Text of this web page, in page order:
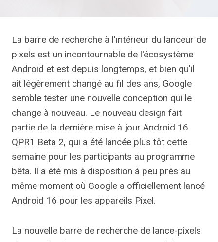
La barre de recherche à l'intérieur du lanceur de
pixels est un incontournable de l'écosystème
Android et est depuis longtemps, et bien qu'il
ait légèrement changé au fil des ans, Google
semble tester une nouvelle conception qui le
change à nouveau. Le nouveau design fait
partie de la dernière mise à jour Android 16
QPR1 Beta 2, qui a été lancée plus tôt cette
semaine pour les participants au programme
bêta. Il a été mis à disposition à peu près au
même moment où Google a officiellement lancé
Android 16 pour les appareils Pixel.
La nouvelle barre de recherche de lance-pixels